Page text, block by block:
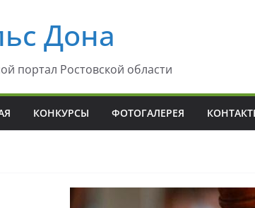
Дона
портал Ростовской области
КОНКУРСЫ ФОТОГАЛЕРЕЯ